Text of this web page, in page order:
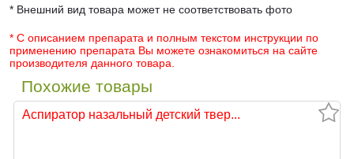
* Внешний вид товара может не соответствовать фото
* С описанием препарата и полным текстом инструкции по
применению препарата Вы можете ознакомиться на сайте
производителя данного товара.
Похожие товары
Аспиратор назальный детский твер...